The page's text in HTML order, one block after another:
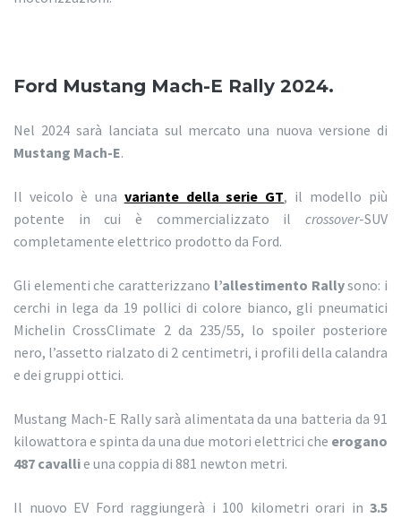
Ford Mustang Mach-E Rally 2024.
Nel 2024 sarà lanciata sul mercato una nuova versione di
Mustang Mach-E.
Il veicolo è una variante della serie GT, il modello più
potente in cui è commercializzato il crossover-SUV
completamente elettrico prodotto da Ford.
Gli elementi che caratterizzano l’allestimento Rallysono: i
cerchi in lega da 19 pollici di colore bianco, gli pneumatici
Michelin CrossClimate 2 da 235/55, lo spoiler posteriore
nero, l’assetto rialzato di 2 centimetri, i profili della calandra
e dei gruppi ottici.
Mustang Mach-E Rally sarà alimentata da una batteria da 91
kilowattora e spinta da una due motori elettrici che erogano
487 cavallie una coppia di 881 newton metri.
Il nuovo EV Ford raggiungerà i 100 kilometri orari in 3.5